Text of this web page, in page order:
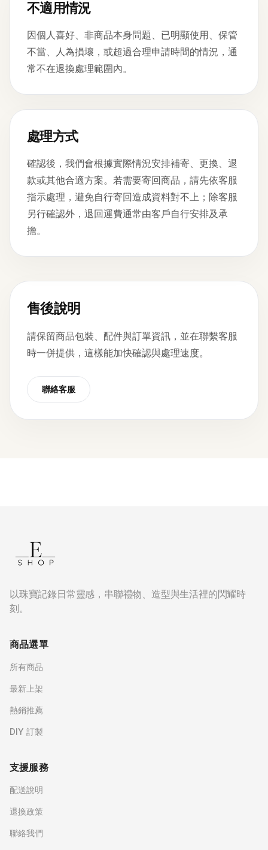
不適用情況
因個人喜好、非商品本身問題、已明顯使用、保管
不當、人為損壞，或超過合理申請時間的情況，通
常不在退換處理範圍內。
處理方式
確認後，我們會根據實際情況安排補寄、更換、退
款或其他合適方案。若需要寄回商品，請先依客服
指示處理，避免自行寄回造成資料對不上；除客服
另行確認外，退回運費通常由客戶自行安排及承
擔。
售後說明
請保留商品包裝、配件與訂單資訊，並在聯繫客服
時一併提供，這樣能加快確認與處理速度。
聯絡客服
以珠寶記錄日常靈感，串聯禮物、造型與生活裡的閃耀時
刻。
商品選單
所有商品
最新上架
熱銷推薦
DIY 訂製
支援服務
配送說明
退換政策
聯絡我們